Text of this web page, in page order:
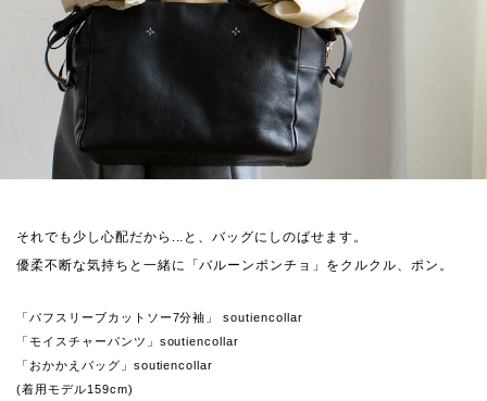
それでも少し心配だから...と、バッグにしのばせます。
優柔不断な気持ちと一緒に「バルーンポンチョ」をクルクル、ポン。
「パフスリーブカットソー7分袖」 soutiencollar
「モイスチャーパンツ」soutiencollar
「おかかえバッグ」soutiencollar
(着用モデル159cm)